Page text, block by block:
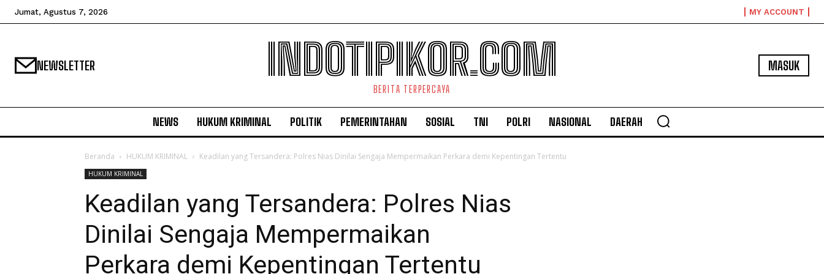
Jumat, Agustus 7, 2026 MY ACCOUNT
NEWSLETTER INDOTIPIKOR.COM
BERITA TERPERCAYA
MASUK
NEWS HUKUM KRIMINAL POLITIK PEMERINTAHAN SOSIAL TNI POLRI NASIONAL DAERAH
Beranda HUKUM KRIMINAL Keadilan yang Tersandera: Polres Nias Dinilai Sengaja Mempermaikan Perkara demi Kepentingan Tertentu
HUKUM KRIMINAL
Keadilan yang Tersandera: Polres Nias
Dinilai Sengaja Mempermaikan
Perkara demi Kepentingan Tertentu